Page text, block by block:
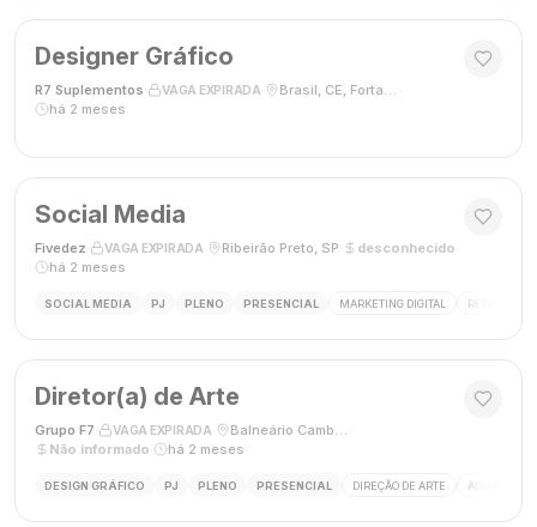
Designer Gráfico
R7 Suplementos VAGA EXPIRADA Brasil, CE, Fortaleza
há 2 meses
Social Media
Fivedez VAGA EXPIRADA Ribeirão Preto, SP desconhecido
há 2 meses
SOCIAL MEDIA PJ PLENO PRESENCIAL MARKETING DIGITAL REDES
Diretor(a) de Arte
Grupo F7 VAGA EXPIRADA Balneário Camboriú, SC, Brasil
Não informado
há 2 meses
DESIGN GRÁFICO PJ PLENO PRESENCIAL DIREÇÃO DE ARTE ADOBE